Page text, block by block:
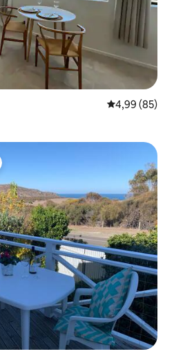
4,99 de uma
4,99 (85)